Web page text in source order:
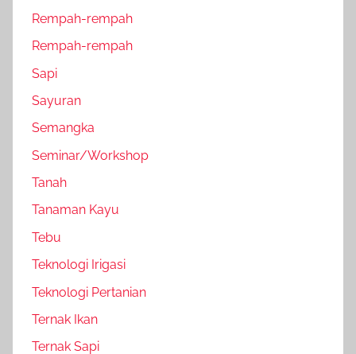
Rempah-rempah
Rempah-rempah
Sapi
Sayuran
Semangka
Seminar/Workshop
Tanah
Tanaman Kayu
Tebu
Teknologi Irigasi
Teknologi Pertanian
Ternak Ikan
Ternak Sapi